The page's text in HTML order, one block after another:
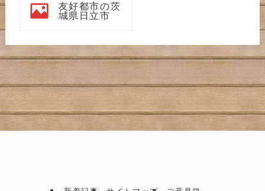
友好都市の茨
城県日立市